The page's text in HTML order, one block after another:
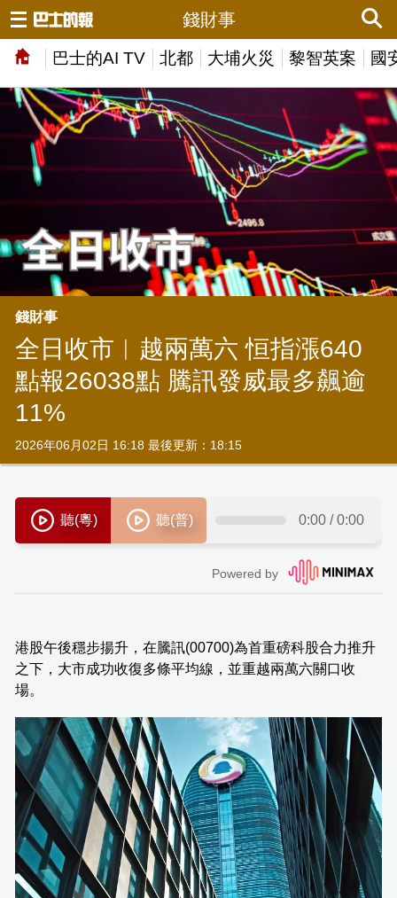
巴士的AI TV 北都 大埔火災 黎智英案 國
錢財事
錢財事
全日收市︱越兩萬六 恒指漲640
點報26038點 騰訊發威最多飆逾
11%
2026年06月02日 16:18 最後更新：18:15
港股午後穩步揚升，在騰訊(00700)為首重磅科股合力推升
之下，大市成功收復多條平均線，並重越兩萬六關口收
場。